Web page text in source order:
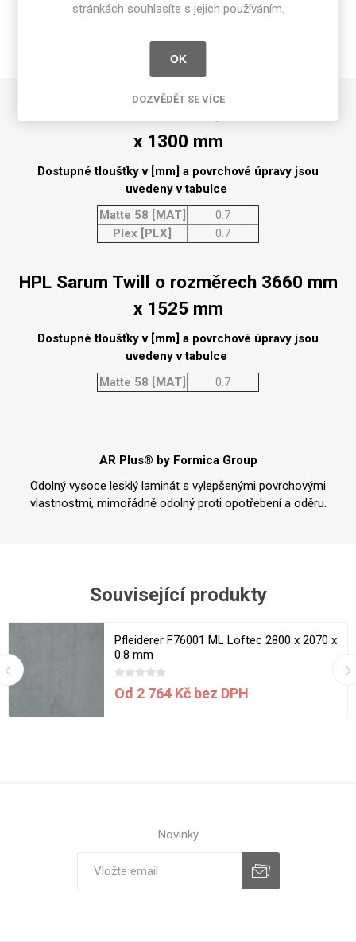
RECENZE
NAPIŠTE NÁM
x 1300 mm
Dostupné tloušťky v [mm] a povrchové úpravy jsou
uvedeny v tabulce
Matte 58 [MAT]
0.7
Plex [PLX]
0.7
HPL Sarum Twill o rozměrech 3660 mm
x 1525 mm
Dostupné tloušťky v [mm] a povrchové úpravy jsou
uvedeny v tabulce
Matte 58 [MAT]
0.7
AR Plus® by Formica Group
Odolný vysoce lesklý laminát s vylepšenými povrchovými
vlastnostmi, mimořádně odolný proti opotřebení a oděru.
Související produkty
Pfleiderer F76001 ML Loftec 2800 x 2070 x
0.8 mm
Od 2 764 Kč bez DPH
Novinky
stránkách souhlasíte s jejich používáním.
OK
DOZVĚDĚT SE VÍCE